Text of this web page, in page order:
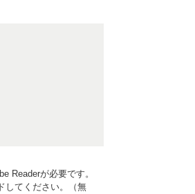
Readerが必要です。
してください。（無